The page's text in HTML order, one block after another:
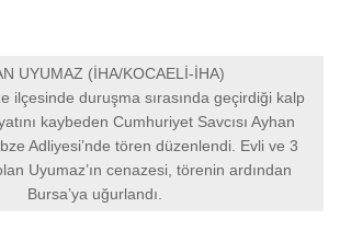
UYUMAZ (İHA/KOCAELİ-İHA)
ilçesinde duruşma sırasında geçirdiği kalp
kaybeden Cumhuriyet Savcısı Ayhan
Adliyesi’nde tören düzenlendi. Evli ve 3
Uyumaz’ın cenazesi, törenin ardından
Bursa’ya uğurlandı.